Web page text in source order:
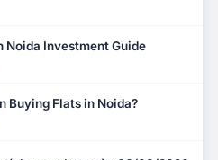
Noida Investment Guide
Buying Flats in Noida?